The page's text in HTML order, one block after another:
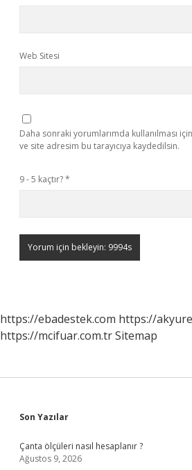
Web Sitesi
Daha sonraki yorumlarımda kullanılması
ve site adresim bu tarayıcıya kaydedilsin.
9 - 5 kaçtır?*
https://ebadestek.com https://
https://mcifuar.com.trSitemap
Sidebar
Son Yazılar
Çanta ölçüleri nasıl hesaplanır ?
Ağustos 9, 2026